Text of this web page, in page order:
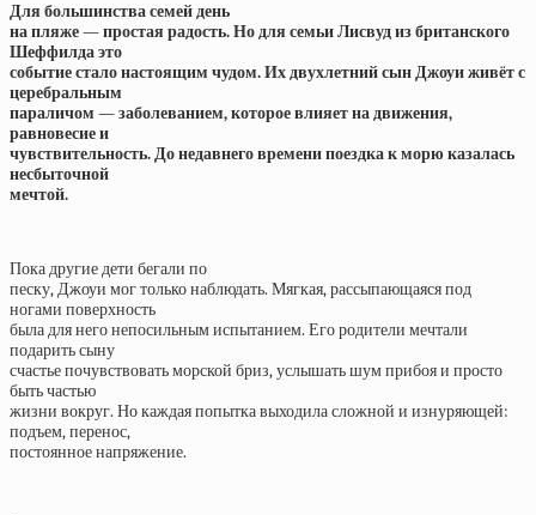
Для большинства семей день
на пляже — простая радость. Но для семьи Лисвуд из британского
Шеффилда это
событие стало настоящим чудом. Их двухлетний сын Джоуи живёт с
церебральным
параличом — заболеванием, которое влияет на движения,
равновесие и
чувствительность. До недавнего времени поездка к морю казалась
несбыточной
мечтой.
Пока другие дети бегали по
песку, Джоуи мог только наблюдать. Мягкая, рассыпающаяся под
ногами поверхность
была для него непосильным испытанием. Его родители мечтали
подарить сыну
счастье почувствовать морской бриз, услышать шум прибоя и просто
быть частью
жизни вокруг. Но каждая попытка выходила сложной и изнуряющей:
подъем, перенос,
постоянное напряжение.